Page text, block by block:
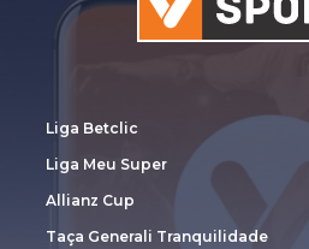
Liga Betclic
Liga Meu Super
Allianz Cup
Taça Generali Tranquilidade